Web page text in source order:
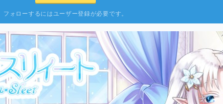
フォローするにはユーザー登録が必要です。